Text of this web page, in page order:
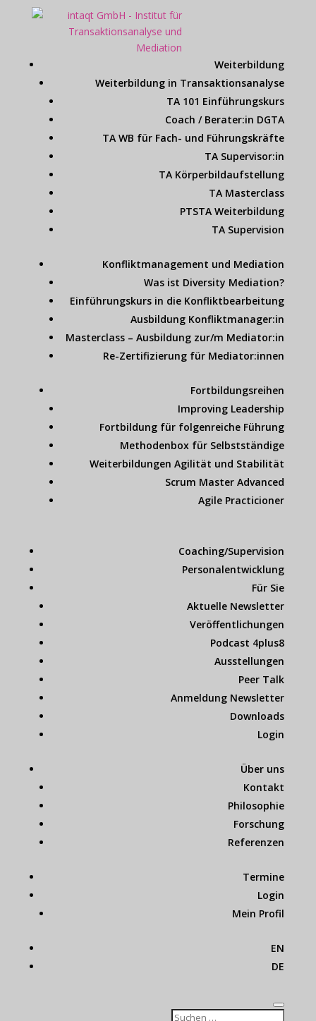
Weiterbildung
Weiterbildung in Transaktionsanalyse
TA 101 Einführungskurs
Coach / Berater:in DGTA
TA WB für Fach- und Führungskräfte
TA Supervisor:in
TA Körperbildaufstellung
TA Masterclass
PTSTA Weiterbildung
TA Supervision
Konfliktmanagement und Mediation
Was ist Diversity Mediation?
Einführungskurs in die Konfliktbearbeitung
Ausbildung Konfliktmanager:in
Masterclass – Ausbildung zur/m Mediator:in
Re-Zertifizierung für Mediator:innen
Fortbildungsreihen
Improving Leadership
Fortbildung für folgenreiche Führung
Methodenbox für Selbstständige
Weiterbildungen Agilität und Stabilität
Scrum Master Advanced
Agile Practicioner
Coaching/Supervision
Personalentwicklung
Für Sie
Aktuelle Newsletter
Veröffentlichungen
Podcast 4plus8
Ausstellungen
Peer Talk
Anmeldung Newsletter
Downloads
Login
Über uns
Kontakt
Philosophie
Forschung
Referenzen
Termine
Login
Mein Profil
EN
DE